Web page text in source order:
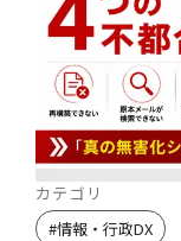
カテゴリ
#情報・行政DX